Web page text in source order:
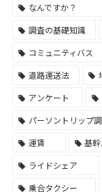
なんですか？
調査の基礎知識
コミュニティバス
道路運送法
アンケート
パーソントリップ
運賃
基
ライドシェア
乗合タクシー